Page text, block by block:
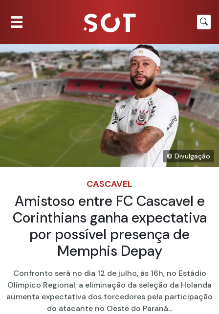
© Divulgação
CASCAVEL
Amistoso entre FC Cascavel e
Corinthians ganha expectativa
por possível presença de
Memphis Depay
Confronto será no dia 12 de julho, às 16h, no Estádio
Olímpico Regional; a eliminação da seleção da Holanda
aumenta expectativa dos torcedores pela participação
do atacante no Oeste do Paraná...